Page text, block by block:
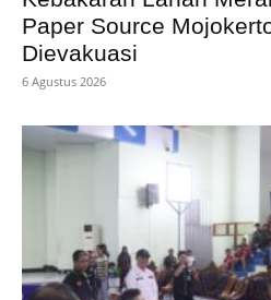
Paper Source
Dievakuasi
6 Agustus 2026